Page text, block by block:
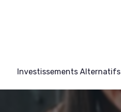
Investissements Alternatifs